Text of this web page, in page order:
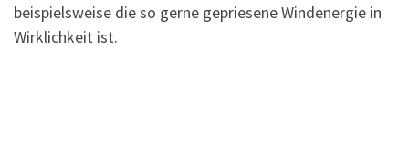
beispielsweise die so gerne gepriesene Windenergie in
Wirklichkeit ist.